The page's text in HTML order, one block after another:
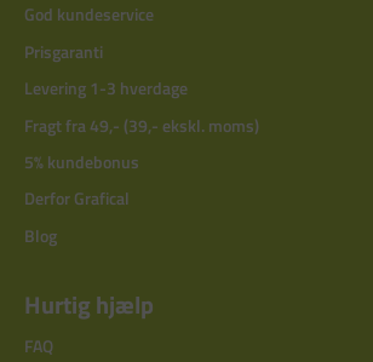
God kundeservice
Prisgaranti
Levering 1-3 hverdage
Fragt fra 49,- (39,- ekskl. moms)
5% kundebonus
Derfor Grafical
Blog
Hurtig hjælp
FAQ